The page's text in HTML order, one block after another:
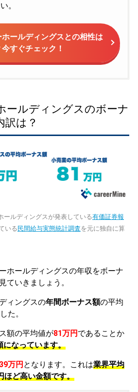
。
ールディングスとの相性は
すぐチェック！
ールディングスのボーナ
訳は？
ールディングスが発表している有価証券報
いる 民間給与実態統計調査を元に独自に算
ホールディングスの年収をボーナ
ていきましょう。
ィングスの年間ボーナス額の平均
た。
額の平均値が81万円 であることか
になっています。
万円 となります。これは業界平均
ほど高い金額です。